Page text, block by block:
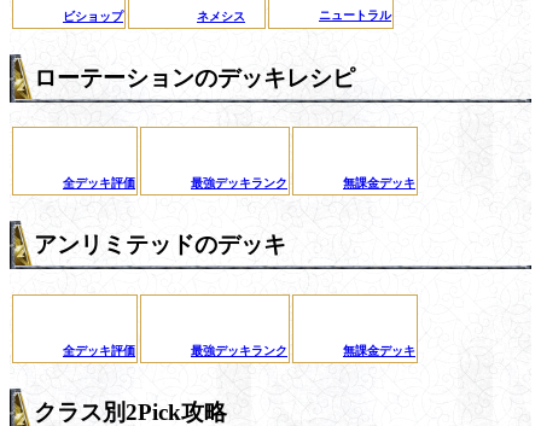
ビショップ ネメシス ニュートラル
ローテーションのデッキレシピ
全デッキ評価 最強デッキランク 無課金デッキ
アンリミテッドのデッキ
全デッキ評価 最強デッキランク 無課金デッキ
クラス別2Pick攻略